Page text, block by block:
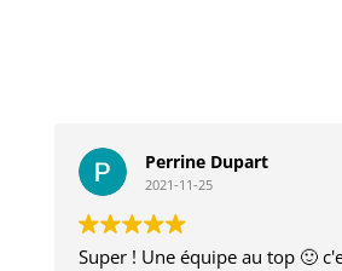
gizem ertekin
2021-11-25
Premier bébé et première